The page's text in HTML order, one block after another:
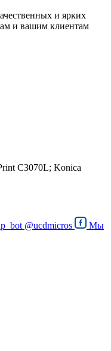
и ярких
и вашим клиентам
C3070L; Konica
@ucdmicros
Мы